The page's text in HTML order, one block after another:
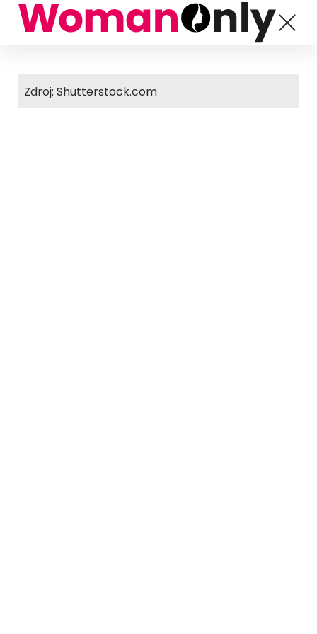
Zdroj: Shutterstock.com